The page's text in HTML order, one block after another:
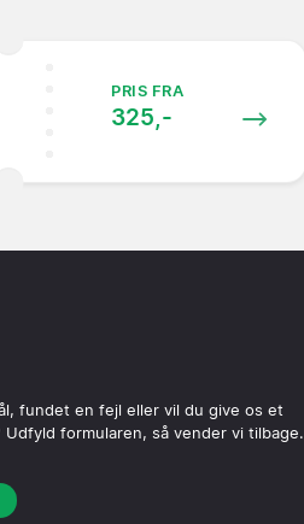
PRIS FRA
325,-
fundet en fejl eller vil du give os et
Udfyld formularen, så vender vi tilbage.